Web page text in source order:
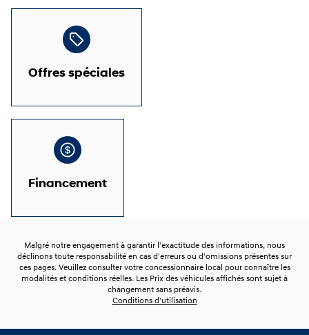
Offres spéciales
Financement
Malgré notre engagement à garantir l'exactitude des informations, nous
déclinons toute responsabilité en cas d'erreurs ou d'omissions présentes sur
ces pages. Veuillez consulter votre concessionnaire local pour connaître les
modalités et conditions réelles. Les Prix des véhicules affichés sont sujet à
changement sans préavis.
Conditions d'utilisation